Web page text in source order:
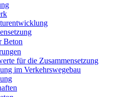
Beton
für die Zusammensetzung
im Verkehrswegebau